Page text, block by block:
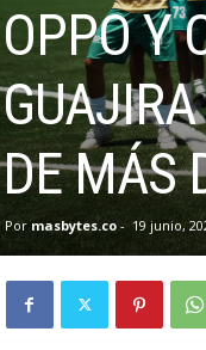
OPPO Y
DE MÁS
Por masbytes.co- 19 junio,